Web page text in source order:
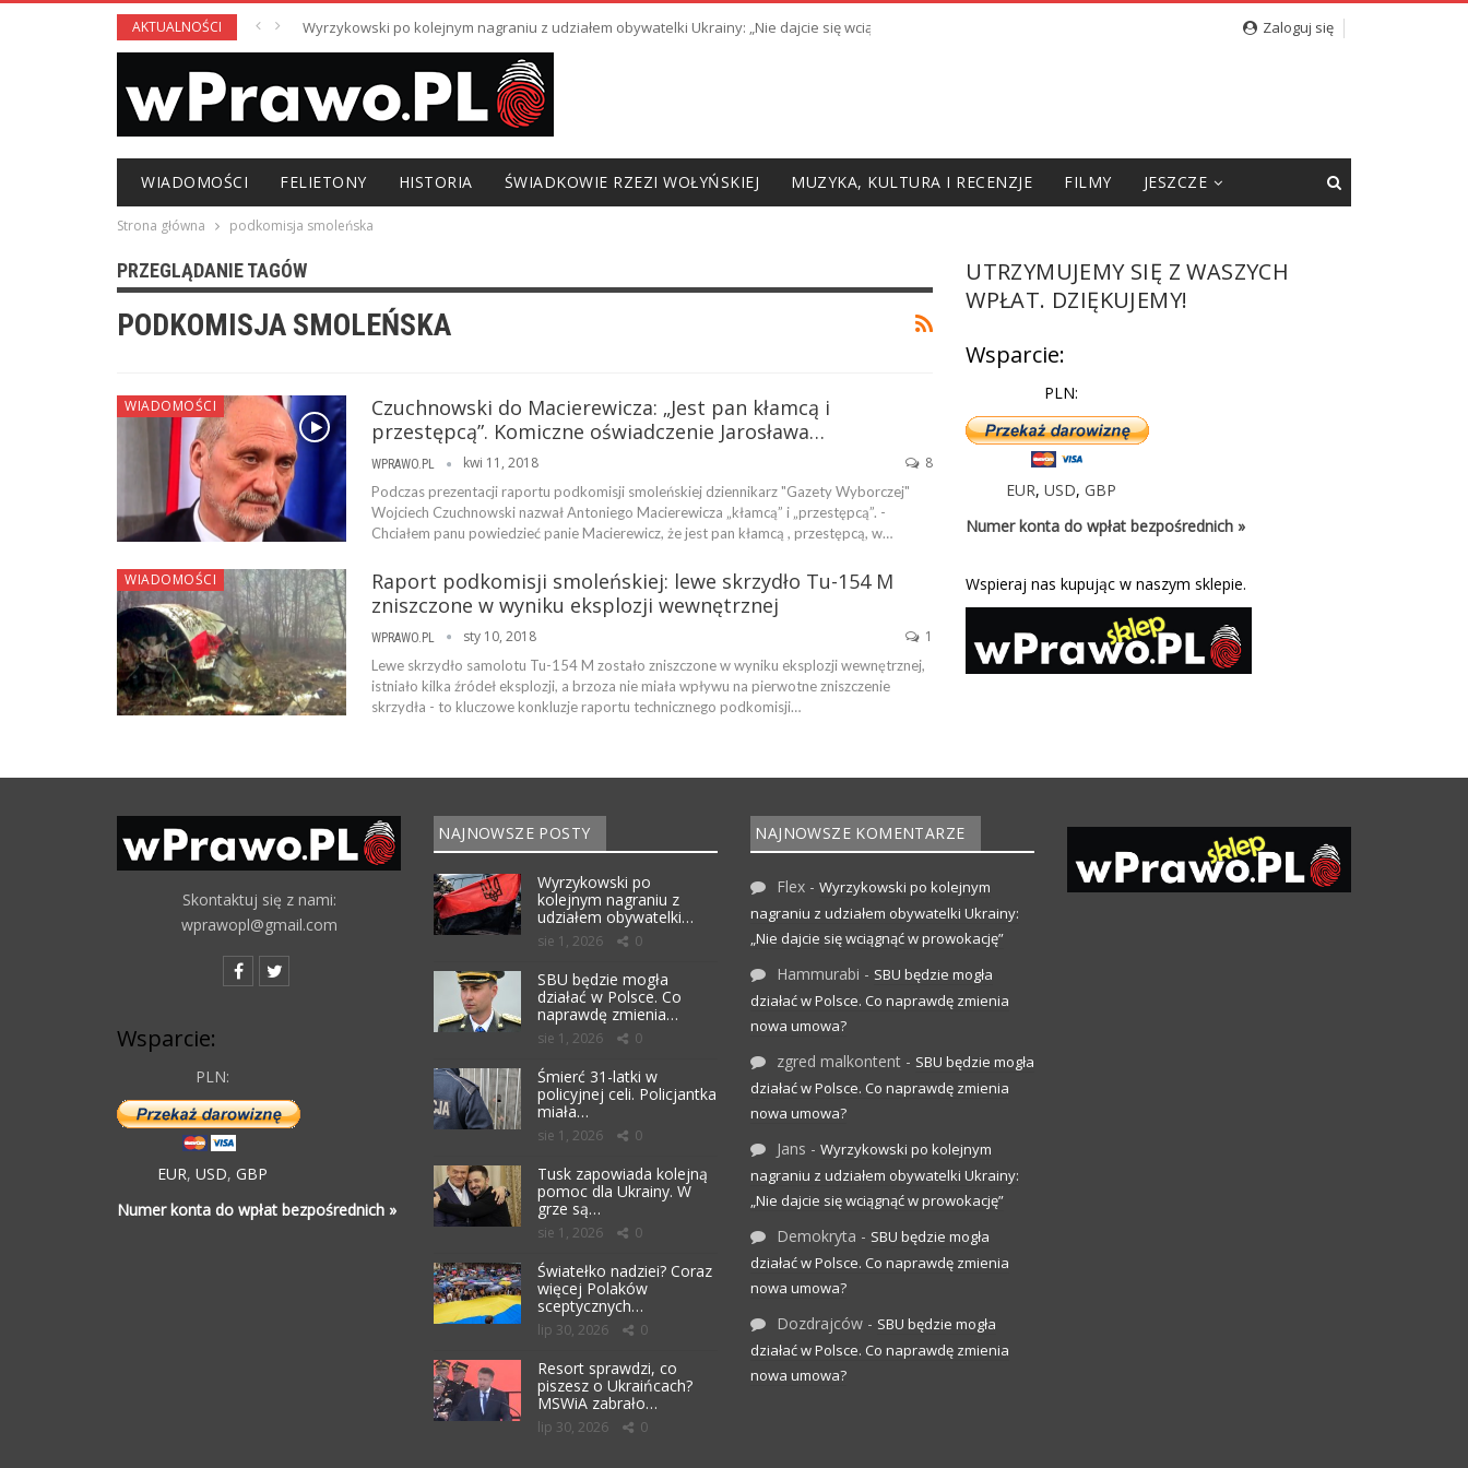
AKTUALNOŚCI Wyrzykowski po kolejnym nagraniu z udziałem obywatelki Ukrainy: „Nie dajcie się wciągnąć w prowokację” Zaloguj się
WIADOMOŚCI FELIETONY HISTORIA ŚWIADKOWIE RZEZI WOŁYŃSKIEJ MUZYKA, KULTURA I RECENZJE FILMY JESZCZE
Strona główna podkomisja smoleńska
PRZEGLĄDANIE TAGÓW
PODKOMISJA SMOLEŃSKA
WIADOMOŚCI
Czuchnowski do Macierewicza: „Jest pan kłamcą i
przestępcą”. Komiczne oświadczenie Jarosława…
WPRAWO.PL kwi 11, 2018 8
Podczas prezentacji raportu podkomisji smoleńskiej dziennikarz "Gazety Wyborczej"
Wojciech Czuchnowski nazwał Antoniego Macierewicza „kłamcą” i „przestępcą”. -
Chciałem panu powiedzieć panie Macierewicz, że jest pan kłamcą , przestępcą, w…
WIADOMOŚCI
Raport podkomisji smoleńskiej: lewe skrzydło Tu-154 M
zniszczone w wyniku eksplozji wewnętrznej
WPRAWO.PL sty 10, 2018 1
Lewe skrzydło samolotu Tu-154 M zostało zniszczone w wyniku eksplozji wewnętrznej,
istniało kilka źródeł eksplozji, a brzoza nie miała wpływu na pierwotne zniszczenie
skrzydła - to kluczowe konkluzje raportu technicznego podkomisji…
UTRZYMUJEMY SIĘ Z WASZYCH
WPŁAT. DZIĘKUJEMY!
Wsparcie:
PLN:
EUR,USD,GBP
Numer konta do wpłat bezpośrednich »
Wspieraj nas kupując w naszym sklepie.
Skontaktuj się z nami:
wprawopl@gmail.com
Wsparcie:
PLN:
EUR, USD, GBP
Numer konta do wpłat bezpośrednich »
NAJNOWSZE POSTY
Wyrzykowski po
kolejnym nagraniu z
udziałem obywatelki…
sie 1, 2026 0
SBU będzie mogła
działać w Polsce. Co
naprawdę zmienia…
sie 1, 2026 0
Śmierć 31-latki w
policyjnej celi. Policjantka
miała…
sie 1, 2026 0
Tusk zapowiada kolejną
pomoc dla Ukrainy. W
grze są…
sie 1, 2026 0
Światełko nadziei? Coraz
więcej Polaków
sceptycznych…
lip 30, 2026 0
Resort sprawdzi, co
piszesz o Ukraińcach?
MSWiA zabrało…
lip 30, 2026 0
NAJNOWSZE KOMENTARZE
Flex - Wyrzykowski po kolejnym
nagraniu z udziałem obywatelki Ukrainy:
„Nie dajcie się wciągnąć w prowokację”
Hammurabi - SBU będzie mogła
działać w Polsce. Co naprawdę zmienia
nowa umowa?
zgred malkontent - SBU będzie mogła
działać w Polsce. Co naprawdę zmienia
nowa umowa?
Jans - Wyrzykowski po kolejnym
nagraniu z udziałem obywatelki Ukrainy:
„Nie dajcie się wciągnąć w prowokację”
Demokryta - SBU będzie mogła
działać w Polsce. Co naprawdę zmienia
nowa umowa?
Dozdrajców - SBU będzie mogła
działać w Polsce. Co naprawdę zmienia
nowa umowa?